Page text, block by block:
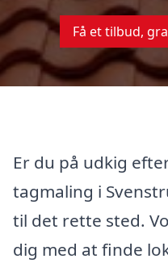
Få et tilbud,
Er du på udkig
tagmaling i
til det rette sted.
dig med at finde